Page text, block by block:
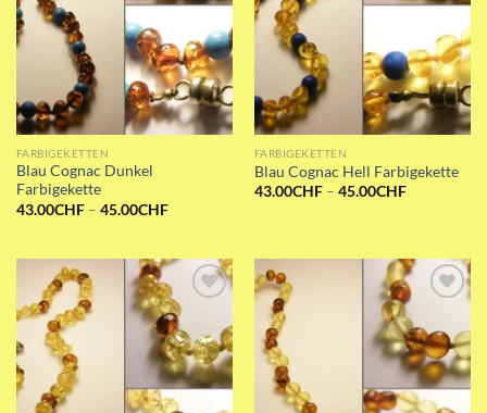
FARBIGEKETTEN
Blau Cognac Dunkel
Farbigekette
43.00CHF – 45.00CHFPreisspanne:
FARBIGEKETTEN
Blau Cognac Hell Farbigekette
43.00CHF – 45.00CHF
Add to wishlist Add to wishlist